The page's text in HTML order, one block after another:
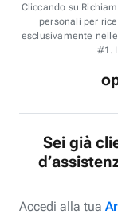
Cliccando su
personali per
esclusivamente
#1.
Sei già
Accedi alla tua